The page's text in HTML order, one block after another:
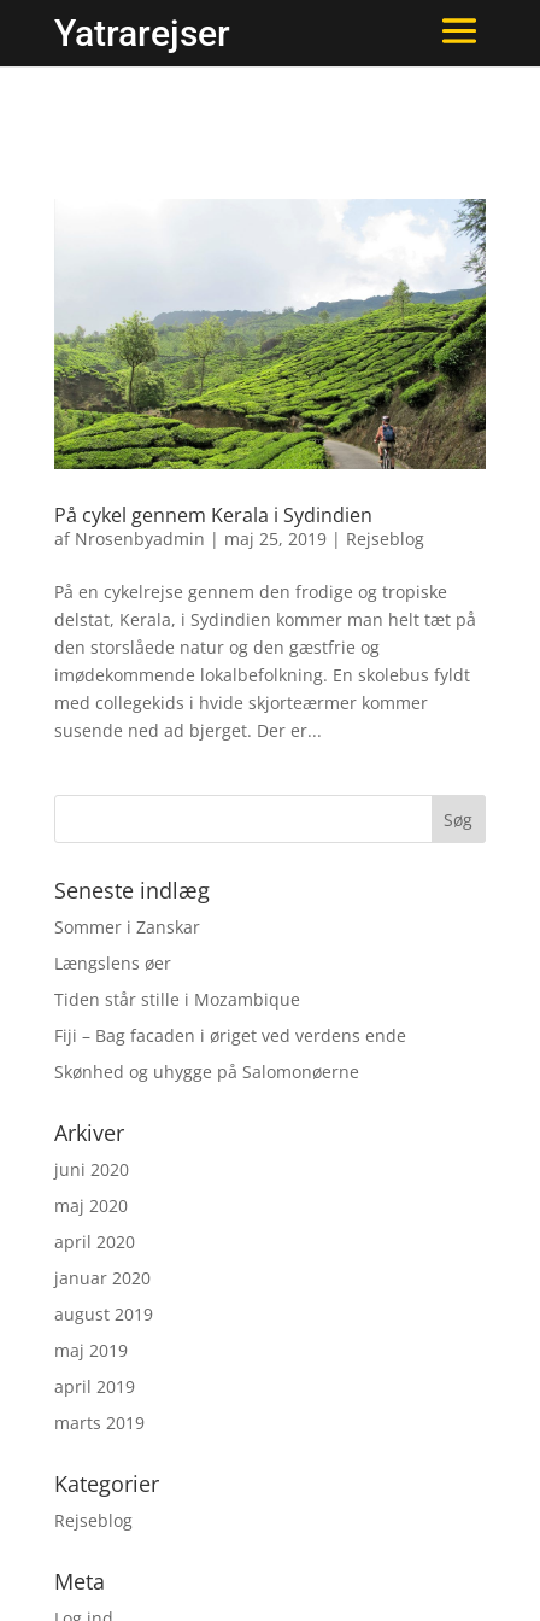
Yatrarejser
På cykel gennem Kerala i Sydindien
af Nrosenbyadmin | maj 25, 2019| Rejseblog
På en cykelrejse gennem den frodige og tropiske
delstat, Kerala, i Sydindien kommer man helt tæt på
den storslåede natur og den gæstfrie og
imødekommende lokalbefolkning. En skolebus fyldt
med collegekids i hvide skjorteærmer kommer
susende ned ad bjerget. Der er...
Seneste indlæg
Sommer i Zanskar
Længslens øer
Tiden står stille i Mozambique
Fiji – Bag facaden i øriget ved verdens ende
Skønhed og uhygge på Salomonøerne
Arkiver
juni 2020
maj 2020
april 2020
januar 2020
august 2019
maj 2019
april 2019
marts 2019
Kategorier
Rejseblog
Meta